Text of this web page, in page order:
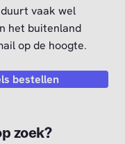
vaak wel
het buitenland
op de hoogte.
bestellen
zoek?